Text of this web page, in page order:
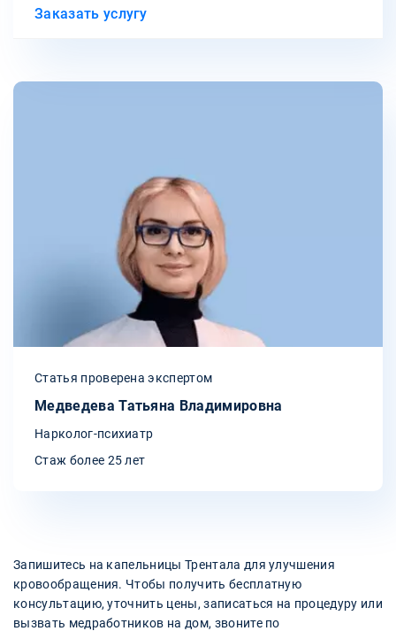
Заказать услугу
Статья проверена экспертом
Медведева Татьяна Владимировна
Нарколог-психиатр
Стаж более 25 лет
Запишитесь на капельницы Трентала для улучшения
кровообращения. Чтобы получить бесплатную
консультацию, уточнить цены, записаться на процедуру или
вызвать медработников на дом, звоните по